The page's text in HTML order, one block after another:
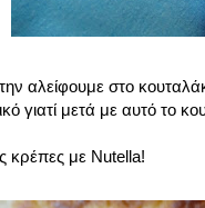
αλείφουμε στο
γιατί μετά με αυτό
κρέπες με Nutella!